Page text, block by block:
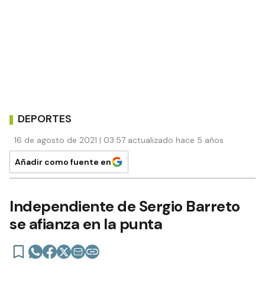
DEPORTES
16 de agosto de 2021 | 03:57 actualizado hace 5 años
Añadir como fuente en
Independiente de Sergio Barreto
se afianza en la punta